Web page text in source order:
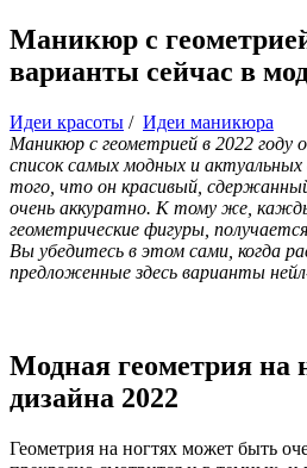
Маникюр с
варианты сейчас в
Идеи красоты / Идеи маникюра
Маникюр с геометрией в 2022 году
список самых модных и актуальных
того, что он красивый,
очень аккуратно. К тому же,
геометрические фигуры,
Вы убедитесь в этом сами, когда
предложенные здесь варианты
Модная геометрия на
дизайна 2022
Геометрия на ногтях может быть